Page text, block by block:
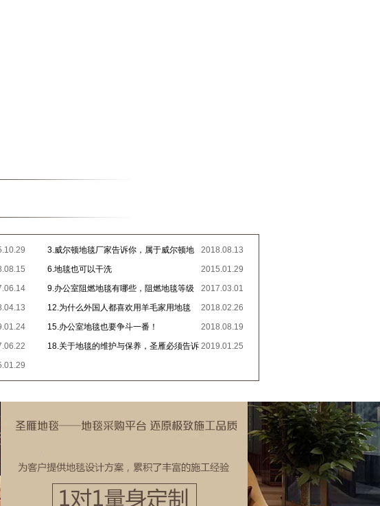
2018.08.13
3.威尔顿地毯厂家告诉你，属于威尔顿地
毯的小秘密！
2015.01.29
6.地毯也可以干洗
2017.03.01
9.办公室阻燃地毯有哪些，阻燃地毯等级
是哪种
2018.02.26
12.为什么外国人都喜欢用羊毛家用地毯
2018.08.19
15.办公室地毯也要争斗一番！
2019.01.25
18.关于地毯的维护与保养，圣雁必须告诉